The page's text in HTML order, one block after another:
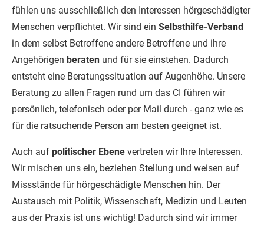
fühlen uns ausschließlich den Interessen hörgeschädigter
Menschen verpflichtet. Wir sind ein Selbsthilfe-Verband
in dem selbst Betroffene andere Betroffene und ihre
Angehörigen beraten und für sie einstehen. Dadurch
entsteht eine Beratungssituation auf Augenhöhe. Unsere
Beratung zu allen Fragen rund um das CI führen wir
persönlich, telefonisch oder per Mail durch - ganz wie es
für die ratsuchende Person am besten geeignet ist.
Auch auf politischer Ebene vertreten wir Ihre Interessen.
Wir mischen uns ein, beziehen Stellung und weisen auf
Missstände für hörgeschädigte Menschen hin. Der
Austausch mit Politik, Wissenschaft, Medizin und Leuten
aus der Praxis ist uns wichtig! Dadurch sind wir immer